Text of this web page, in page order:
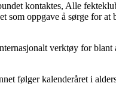
kontaktes, Alle
som oppgave å sørge for at
verktøy for
følger kalenderåret i